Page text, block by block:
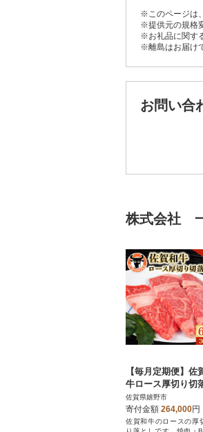
※このページは
※提供元の規格
※お礼品に関す
※離島はお届け
お問い合
株式会社
【毎月定期便】佐
牛ロース厚切り切
00g×2全12回
佐賀県嬉野市
寄付金額 264,000円
佐賀和牛のロースの厚